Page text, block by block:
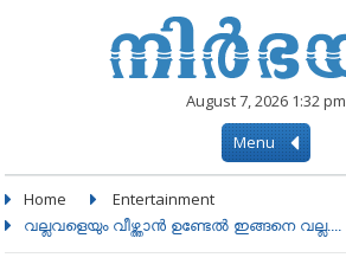
August 7, 2026 1:32 pm
Menu
Home Entertainment
വല്ലവളെയും വീഴ്ത്താൻ ഉണ്ടേൽ ഇങ്ങനെ വല്ല....